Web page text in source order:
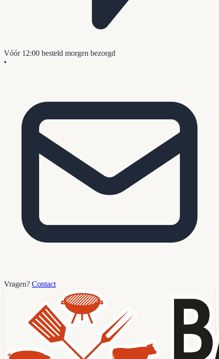
Vóór 12:00 besteld morgen bezorgd
•
Vragen? Contact